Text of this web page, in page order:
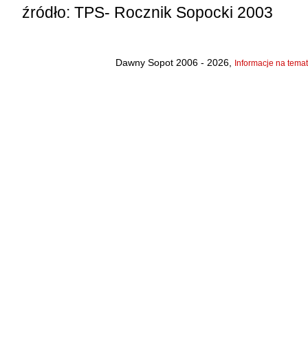
źródło: TPS- Rocznik Sopocki 2003
Dawny Sopot 2006 - 2026, Informacje na